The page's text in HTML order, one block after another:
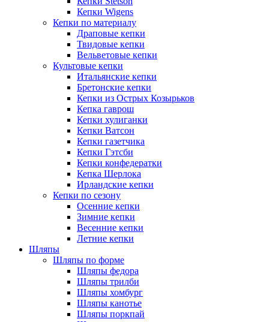
Кепки Wigens
Кепки по материалу
Драповые кепки
Твидовые кепки
Вельветовые кепки
Культовые кепки
Итальянские кепки
Бретонские кепки
Кепки из Острых Козырьков
Кепка гаврош
Кепки хулиганки
Кепки Ватсон
Кепки газетчика
Кепки Гэтсби
Кепки конфедератки
Кепка Шерлока
Ирландские кепки
Кепки по сезону
Осенние кепки
Зимние кепки
Весенние кепки
Летние кепки
Шляпы
Шляпы по форме
Шляпы федора
Шляпы трилби
Шляпы хомбург
Шляпы канотье
Шляпы поркпай